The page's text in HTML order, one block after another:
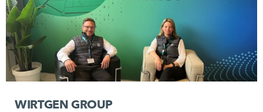
WIRTGEN GROUP